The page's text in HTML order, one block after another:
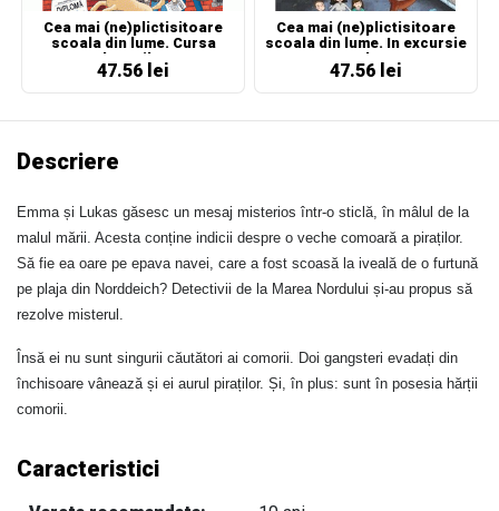
Cea mai (ne)plictisitoare
scoala din lume. Cursa
dovezilor
47.56 lei
Cea mai (ne)plictisitoare
scoala din lume. In excursie
cu clasa
47.56 lei
Descriere
Emma și Lukas găsesc un mesaj misterios într-o sticlă, în mâlul de la
malul mării. Acesta conține indicii despre o veche comoară a piraților.
Să fie ea oare pe epava navei, care a fost scoasă la iveală de o furtună
pe plaja din Norddeich? Detectivii de la Marea Nordului și-au propus să
rezolve misterul.
Însă ei nu sunt singurii căutători ai comorii. Doi gangsteri evadați din
închisoare vânează și ei aurul piraților. Și, în plus: sunt în posesia hărții
comorii.
Caracteristici